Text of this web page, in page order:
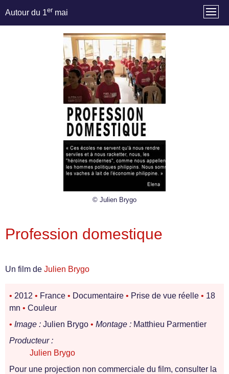
Autour du 1er mai
© Julien Brygo
Profession domestique
Un film de Julien Brygo
• 2012 • France • Documentaire • Prise de vue réelle • 18
mn • Couleur
• Image : Julien Brygo • Montage : Matthieu Parmentier
Producteur :
Julien Brygo
Pour une projection non commerciale du film, consulter la